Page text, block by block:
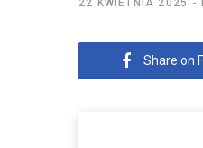
22 KWIETNIA 2025
Share on